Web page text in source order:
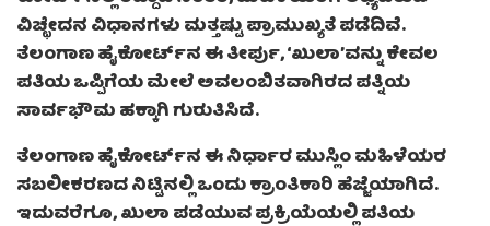
ವಿಚ್ಛೇದನ ವಿಧಾನಗಳು ಮತ್ತಷ್ಟು ಪ್ರಾಮುಖ್ಯತೆ ಪಡೆದಿವೆ.
ತೆಲಂಗಾಣ ಹೈಕೋರ್ಟ್‌ನ ಈ ತೀರ್ಪು, ‘ಖುಲಾ’ವನ್ನು ಕೇವಲ
ಪತಿಯ ಒಪ್ಪಿಗೆಯ ಮೇಲೆ ಅವಲಂಬಿತವಾಗಿರದ ಪತ್ನಿಯ
ಸಾರ್ವಭೌಮ ಹಕ್ಕಾಗಿ ಗುರುತಿಸಿದೆ.
ತೆಲಂಗಾಣ ಹೈಕೋರ್ಟ್‌ನ ಈ ನಿರ್ಧಾರ ಮುಸ್ಲಿಂ ಮಹಿಳೆಯರ
ಸಬಲೀಕರಣದ ನಿಟ್ಟಿನಲ್ಲಿ ಒಂದು ಕ್ರಾಂತಿಕಾರಿ ಹೆಜ್ಜೆಯಾಗಿದೆ.
ಇದುವರೆಗೂ, ಖುಲಾ ಪಡೆಯುವ ಪ್ರಕ್ರಿಯೆಯಲ್ಲಿ ಪತಿಯ